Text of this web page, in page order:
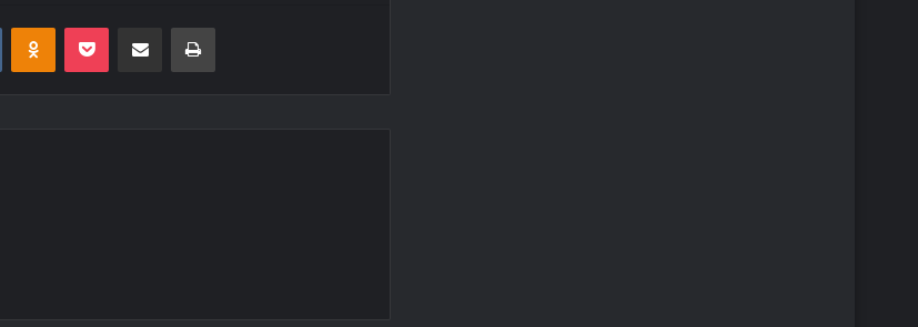
VKontakteOdnoklassniki
Pocket E-Posta ile paylaş Yazdır